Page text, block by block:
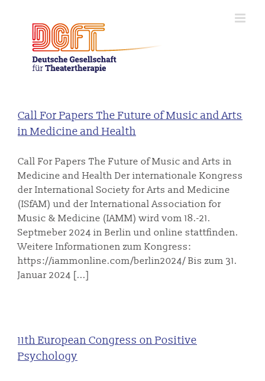
springen
Call For Papers The Future of Music and Arts
in Medicine and Health
Call For Papers The Future of Music and Arts in
Medicine and Health Der internationale Kongress
der International Society for Arts and Medicine
(ISfAM) und der International Association for
Music & Medicine (IAMM) wird vom 18.-21.
Septmeber 2024 in Berlin und online stattfinden.
Weitere Informationen zum Kongress:
https://iammonline.com/berlin2024/ Bis zum 31.
Januar 2024 [...]
11th European Congress on Positive
Psychology